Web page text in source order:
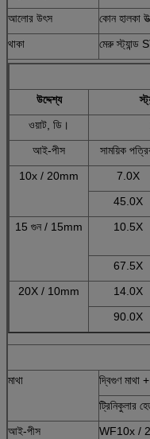
আলোর উৎস
কোন হালকা
থাকা
মেরু
উদ্দেশ্য
ওয়াট, ডি।
আই-পীস
সাময়িক
10x / 20mm
7.0X
45.0X
15 গুন / 15mm
10.5X
67.5X
20X / 10mm
14.0X
90.0X
মাথা
দ্বিগুণ
আই-পীস
WF10x /